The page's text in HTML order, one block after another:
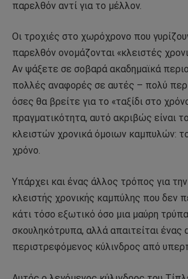
παρελθόν αντί για το μέλλον.
Οι τροχιές στο χωρόχρονο που
παρελθόν ονομάζονται «κλειστές
Αν ψάξετε σε σοβαρά ακαδημαϊκά
πολλές αναφορές σε αυτές – πολύ
όσες θα βρείτε για το «ταξίδι στο
πραγματικότητα, αυτό ακριβώς είναι
κλειστών χρονικά όμοιων καμπυλών:
χρόνο.
Υπάρχει και ένας άλλος τρόπος για
κλειστής χρονικής καμπύλης που δεν
κάτι τόσο εξωτικό όσο μια μαύρη
σκουληκότρυπα, αλλά απαιτείται ένας
περιστρεφόμενος κύλινδρος από